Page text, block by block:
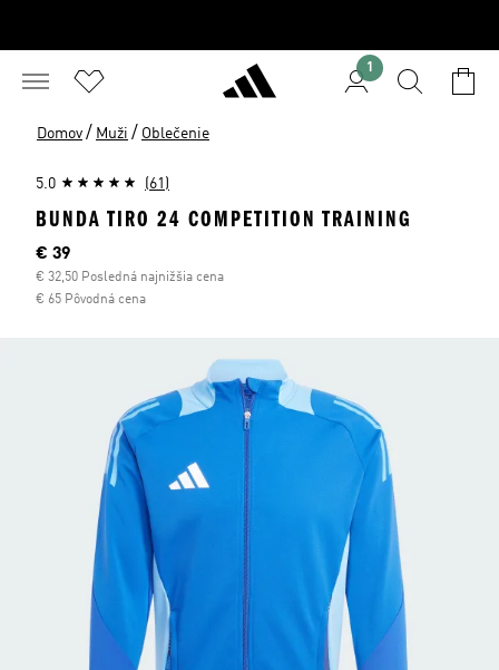
1
Domov / Muži / Oblečenie
5.0 (61)
BUNDA TIRO 24 COMPETITION TRAINING
Aktuálna cena
€ 39
€ 32,50 Posledná najnižšia cena
€ 65 Pôvodná cena